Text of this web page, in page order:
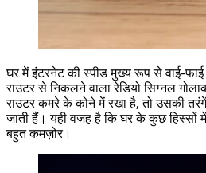
घर में इंटरनेट की स्पीड मुख्य रूप से वाई-फाई
राउटर से निकलने वाला रेडियो सिग्नल
राउटर कमरे के कोने में रखा है, तो उसकी
जाती हैं। यही वजह है कि घर के कुछ हिस्सों
बहुत कमज़ोर।